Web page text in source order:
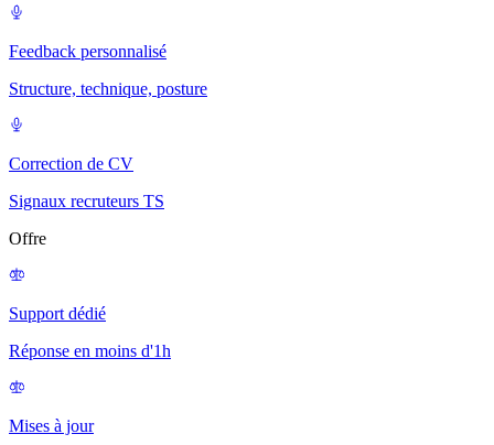
Feedback personnalisé
Structure, technique, posture
Correction de CV
Signaux recruteurs TS
Offre
Support dédié
Réponse en moins d'1h
Mises à jour